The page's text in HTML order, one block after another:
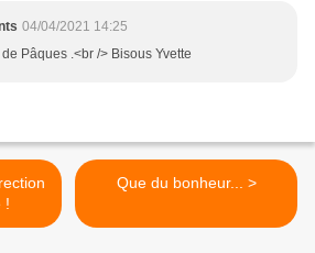
04/04/2021 14:25
Pâques .<br /> Bisous Yvette
!
Que du bonheur... >